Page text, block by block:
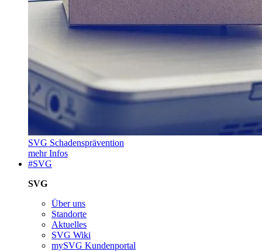
SVG Schadensprävention
mehr Infos
#SVG
SVG
Über uns
Standorte
Aktuelles
SVG Wiki
mySVG Kundenportal